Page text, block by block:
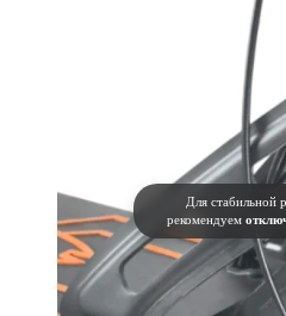
Для стабильной
рекомендуем